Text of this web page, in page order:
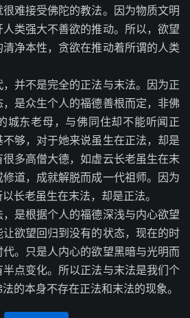
难接受佛陀的教法。因为物质文明
类强大不善欲的推动。所以，欲望
净本性，贪欲在推动着所谓的人类
不是完全的正法与末法。因为正
是众生个人的福德善根而定，非佛
城东老母，与佛同住却不能听闻正
够，对于她来说虽生在正法，却是
多高僧大德，如虚云长老虽生在末
道，成就解脱而成一代祖师。因为
长老虽生在末法，却是正法。
根据个人的福德深浅与内心欲望
欲望回归到没有的状态，现在的时
。只是人内心的欲望黑暗与光明而
点变化。所以正法与末法是我们个
的本身不存在正法和末法的现象。